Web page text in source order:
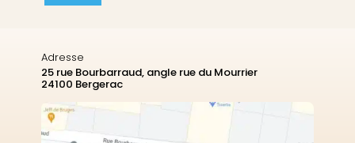
Adresse
25 rue Bourbarraud, angle rue du Mourrier
24100 Bergerac